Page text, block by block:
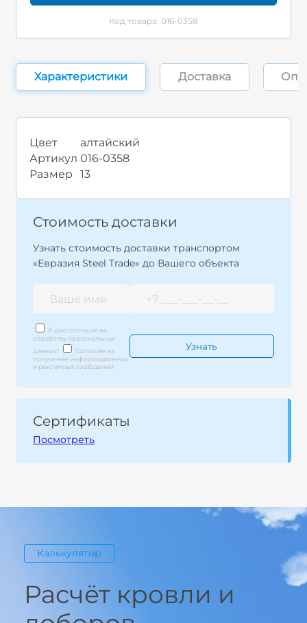
Код товара: 016-0358
Характеристики Доставка
Цвет
алтайский
Артикул 016-0358
Размер
13
Стоимость доставки
Узнать стоимость доставки транспортом
«Евразия Steel Trade» до Вашего объекта
Я даю согласие на
обработку персональных
данных*
Согласие на
получение информационных
и рекламных сообщений
Сертификаты
Посмотреть
Калькулятор
Расчёт кровли и